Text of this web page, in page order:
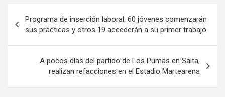
k
p
ail
ar
tir
de
entradas
Programa de inserción laboral: 60 jóvenes comenzarán
sus prácticas y otros 19 accederán a su primer trabajo
A pocos días del partido de Los Pumas en Salta,
realizan refacciones en el Estadio Martearena